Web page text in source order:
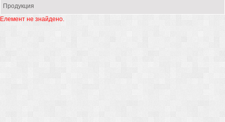
Продукция
Елемент не знайдено.